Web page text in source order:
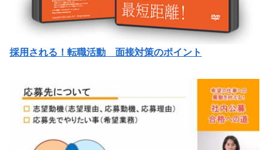
採用される！転職活動 面接対策のポイント